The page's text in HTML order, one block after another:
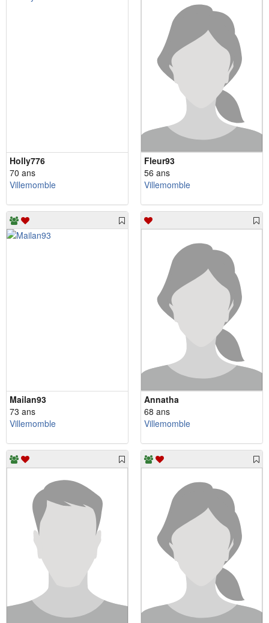
Holly776
70 ans
Villemomble
Fleur93
56 ans
Villemomble
Mailan93
73 ans
Villemomble
Annatha
68 ans
Villemomble